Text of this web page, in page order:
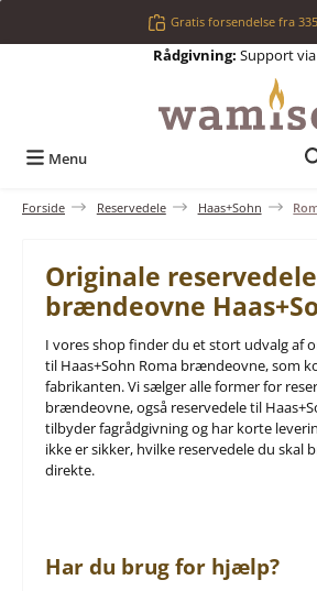
Gratis forsendelse fra
Rådgivning: Support
Menu
Forside Reservedele Haas+Sohn
Originale
brændeovne
I vores shop finder du et stort udvalg af
til Haas+Sohn Roma brændeovne, som
fabrikanten. Vi sælger alle former for
brændeovne, også reservedele til
tilbyder fagrådgivning og har korte
ikke er sikker, hvilke reservedele du skal
direkte.
Har du brug for hjælp?